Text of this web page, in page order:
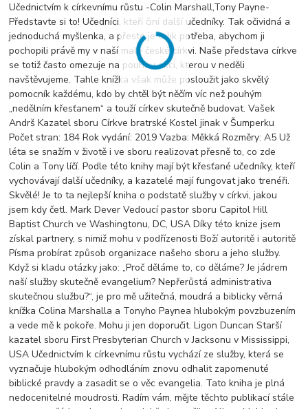
Učednictvím k církevnímu růstu -Colin Marshall,Tony Payne-
Představte si to! Učedníci, kteří činí další učedníky. Tak očividná a
jednoduchá myšlenka, a přesto je tolik potřeba, abychom ji
pochopili právě my v naší malé české církvi. Naše představa církve
se totiž často omezuje na pouhou akci, kterou v neděli
navštěvujeme. Tahle knížka však může posloužit jako skvělý
pomocník každému, kdo by chtěl být něčím víc než pouhým
„nedělním křesťanem“ a touží církev skutečně budovat. Vašek
Andrš Kazatel sboru Církve bratrské Kostel jinak v Šumperku
Počet stran: 184 Rok vydání: 2019 Vazba: Měkká Rozměry: A5 Už
léta se snažím v životě i ve sboru realizovat přesně to, co zde
Colin a Tony líčí. Podle této knihy mají být křesťané učedníky, kteří
vychovávají další učedníky, a kazatelé mají fungovat jako trenéři.
Skvělé! Je to ta nejlepší kniha o podstatě služby v církvi, jakou
jsem kdy četl. Mark Dever Vedoucí pastor sboru Capitol Hill
Baptist Church ve Washingtonu, DC, USA Díky této knize jsem
získal partnery, s nimiž mohu v podřízenosti Boží autoritě i autoritě
Písma probírat způsob organizace našeho sboru a jeho služby.
Když si kladu otázky jako: „Proč děláme to, co děláme? Je jádrem
naší služby skutečně evangelium? Nepřerůstá administrativa
skutečnou službu?“, je pro mě užitečná, moudrá a biblicky věrná
knížka Colina Marshalla a Tonyho Paynea hlubokým povzbuzením
a vede mě k pokoře. Mohu ji jen doporučit. Ligon Duncan Starší
kazatel sboru First Presbyterian Church v Jacksonu v Mississippi,
USA Učednictvím k církevnímu růstu vychází ze služby, která se
vyznačuje hlubokým odhodláním znovu odhalit zapomenuté
biblické pravdy a zasadit se o věc evangelia. Tato kniha je plná
nedocenitelné moudrosti. Radím vám, mějte těchto publikací stále